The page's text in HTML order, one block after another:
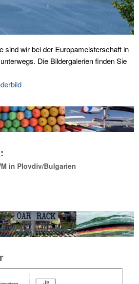
sind wir bei der Europameisterschaft in
Die Bildergalerien finden Sie
in Plovdiv/Bulgarien